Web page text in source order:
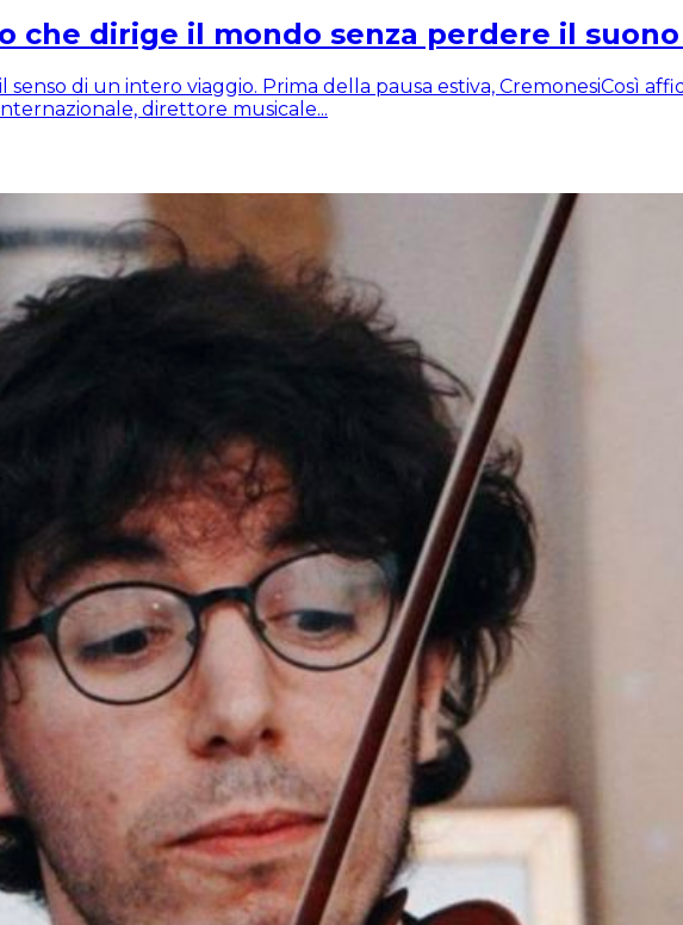
che dirige il mondo senza perdere il
di un intero viaggio. Prima della pausa estiva, CremonesiCosì
direttore musicale...